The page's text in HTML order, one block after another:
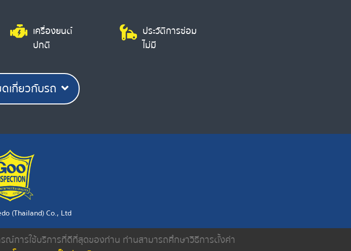
เครื่องยนต์
ปกติ
ประวัติการซ่อม
ไม่มี
เกี่ยวกับรถ
(Thailand) Co., Ltd
ดีลเลอร์ บทความ ติดต่อเรา นโยบายความเป็นส่วนตัว
ณ์การใช้บริการที่ดีที่สุดของท่าน ท่านสามารถศึกษาวิธีการตั้งค่า